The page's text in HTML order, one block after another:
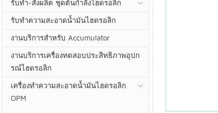
รับทำ-สั่งผลิต ชุดต้นกำลังไฮดรอลิก
รับทำความสะอาดน้ำมันไฮดรอลิก
งานบริการสำหรับ Accumulator
งานบริการเครื่องทดสอบประสิทธิภาพอุปก
รณ์ไฮดรอลิก
เครื่องทำความสะอาดน้ำมันไฮดรอลิก
OPM